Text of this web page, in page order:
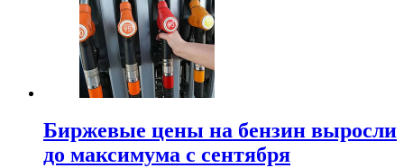
Биржевые цены на бензин выросли
до максимума с сентября